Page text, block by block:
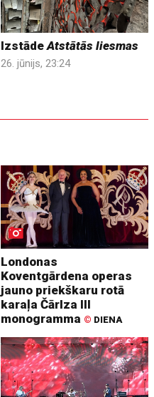
IzstādeAtstātās liesmas
26. jūnijs, 23:24
Londonas
Koventgārdena operas
jauno priekškaru rotā
karaļa Čārlza III
monogramma © DIENA